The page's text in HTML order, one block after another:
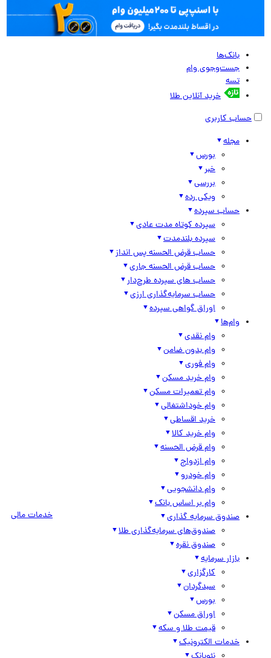
بانک‌ها
جست‌وجوی وام
تسه
خرید آنلاین طلا
حساب کاربری
مجله
بورس
خبر
بررسی
ویکی رده
حساب سپرده
سپرده کوتاه مدت عادی
سپرده بلندمدت
حساب قرض الحسنه پس انداز
حساب قرض الحسنه جاری
حساب های سپرده طرح‌دار
حساب سرمایه‌گذاری ارزی
اوراق گواهی سپرده
وام‌ها
وام نقدی
وام بدون ضامن
وام فوری
وام خرید مسکن
وام تعمیرات مسکن
وام خوداشتغالی
خرید اقساطی
وام خرید کالا
وام قرض الحسنه
وام ازدواج
وام خودرو
وام دانشجویی
وام بر اساس بانک
صندوق سرمایه گذاری
صندوق‌های سرمایه‌گذاری طلا
صندوق نقره
بازار سرمایه
کارگزاری
سبدگردان
بورس
اوراق مسکن
قیمت طلا و سکه
خدمات الکترونیک
خدمات مالی